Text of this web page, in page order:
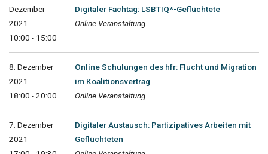
Dezember
2021
10:00 - 15:00
Digitaler Fachtag: LSBTIQ*-Geflüchtete
Online Veranstaltung
8. Dezember
2021
18:00 - 20:00
Online Schulungen des hfr: Flucht und Migration
im Koalitionsvertrag
Online Veranstaltung
7. Dezember
2021
Digitaler Austausch: Partizipatives Arbeiten mit
Geflüchteten